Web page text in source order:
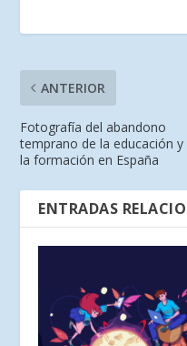
ANTERIOR
Fotografía del abandono
temprano de la educación y
la formación en España
ENTRADAS